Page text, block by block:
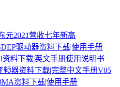
元2021营收七年新高
驱动器资料下载|使用手册
资料下载|英文手册使用说明书
频器资料下载|完整中文手册V05
资料下载|使用手册